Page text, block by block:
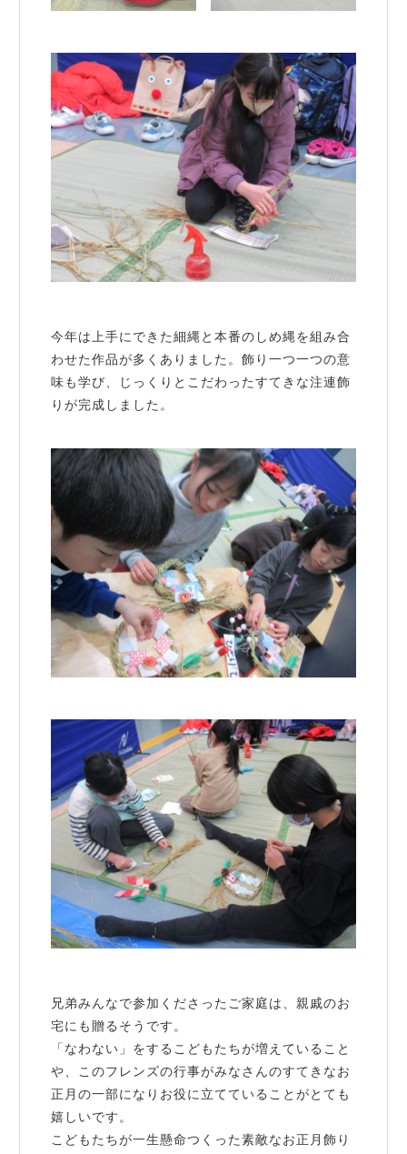
今年は上手にできた細縄と本番のしめ縄を組み合
わせた作品が多くありました。飾り一つ一つの意
味も学び、じっくりとこだわったすてきな注連飾
りが完成しました。
兄弟みんなで参加くださったご家庭は、親戚のお
宅にも贈るそうです。
「なわない」をするこどもたちが増えていること
や、このフレンズの行事がみなさんのすてきなお
正月の一部になりお役に立てていることがとても
嬉しいです。
こどもたちが一生懸命つくった素敵なお正月飾り